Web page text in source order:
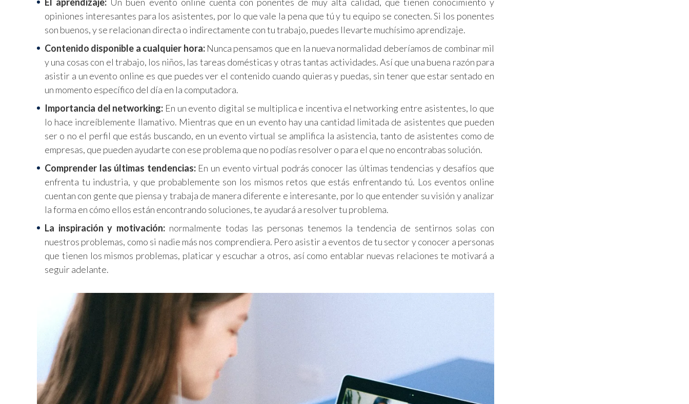
El aprendizaje: Un buen evento online cuenta con ponentes de muy alta calidad, que tienen conocimiento y
opiniones interesantes para los asistentes, por lo que vale la pena que tú y tu equipo se conecten. Si los ponentes
son buenos, y se relacionan directa o indirectamente con tu trabajo, puedes llevarte muchísimo aprendizaje.
Contenido disponible a cualquier hora:Nunca pensamos que en la nueva normalidad deberíamos de combinar mil
y una cosas con el trabajo, los niños, las tareas domésticas y otras tantas actividades. Así que una buena razón para
asistir a un evento online es que puedes ver el contenido cuando quieras y puedas, sin tener que estar sentado en
un momento específico del día en la computadora.
Importancia del networking: En un evento digital se multiplica e incentiva el networking entre asistentes, lo que
lo hace increíblemente llamativo. Mientras que en un evento hay una cantidad limitada de asistentes que pueden
ser o no el perfil que estás buscando, en un evento virtual se amplifica la asistencia, tanto de asistentes como de
empresas, que pueden ayudarte con ese problema que no podías resolver o para el que no encontrabas solución.
Comprender las últimas tendencias:En un evento virtual podrás conocer las últimas tendencias y desafíos que
enfrenta tu industria, y que probablemente son los mismos retos que estás enfrentando tú. Los eventos online
cuentan con gente que piensa y trabaja de manera diferente e interesante, por lo que entender su visión y analizar
la forma en cómo ellos están encontrando soluciones, te ayudará a resolver tu problema.
La inspiración y motivación: normalmente todas las personas tenemos la tendencia de sentirnos solas con
nuestros problemas, como si nadie más nos comprendiera. Pero asistir a eventos de tu sector y conocer a personas
que tienen los mismos problemas, platicar y escuchar a otros, así como entablar nuevas relaciones te motivará a
seguir adelante.